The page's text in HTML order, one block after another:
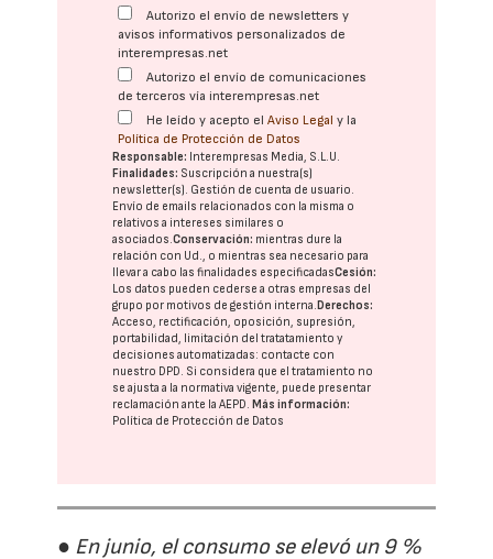
Autorizo el envío de newsletters y
avisos informativos personalizados de
interempresas.net
Autorizo el envío de comunicaciones
de terceros vía interempresas.net
He leído y acepto elAviso Legal y la
Política de Protección de Datos
Responsable: Interempresas Media, S.L.U.
Finalidades: Suscripción a nuestra(s)
newsletter(s). Gestión de cuenta de usuario.
Envío de emails relacionados con la misma o
relativos a intereses similares o
asociados.Conservación: mientras dure la
relación con Ud., o mientras sea necesario para
llevar a cabo las finalidades especificadasCesión:
Los datos pueden cederse a otras empresas del
grupo por motivos de gestión interna.Derechos:
Acceso, rectificación, oposición, supresión,
portabilidad, limitación del tratatamiento y
decisiones automatizadas: contacte con
nuestro DPD. Si considera que el tratamiento no
se ajusta a la normativa vigente, puede presentar
reclamación ante laAEPD.Más información:
Política de Protección de Datos
● En junio, el consumo se elevó un 9 %